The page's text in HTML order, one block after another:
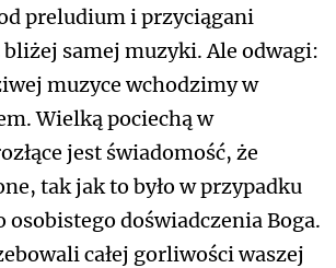
preludium i przyciągani
samej muzyki. Ale odwagi:
muzyce wchodzimy w
Wielką pociechą w
jest świadomość, że
tak jak to było w przypadku
osobistego doświadczenia Boga.
całej gorliwości waszej